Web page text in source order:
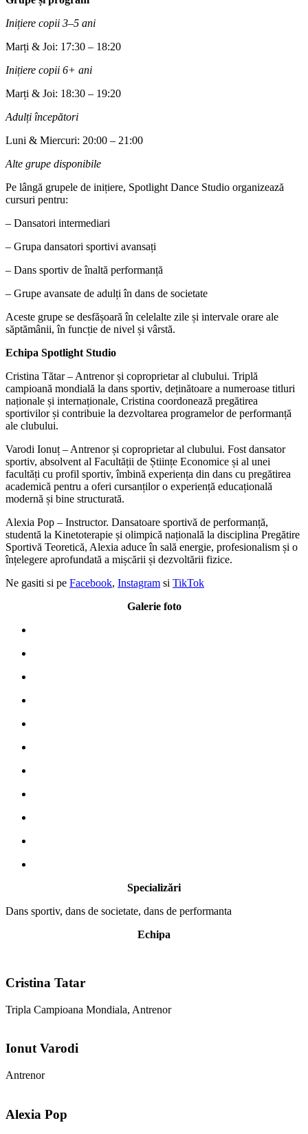
Inițiere copii 3–5 ani
Marți & Joi: 17:30 – 18:20
Inițiere copii 6+ ani
Marți & Joi: 18:30 – 19:20
Adulți începători
Luni & Miercuri: 20:00 – 21:00
Alte grupe disponibile
Pe lângă grupele de inițiere, Spotlight Dance Studio organizează
cursuri pentru:
– Dansatori intermediari
– Grupa dansatori sportivi avansați
– Dans sportiv de înaltă performanță
– Grupe avansate de adulți în dans de societate
Aceste grupe se desfășoară în celelalte zile și intervale orare ale
săptămânii, în funcție de nivel și vârstă.
Echipa Spotlight Studio
Cristina Tătar – Antrenor și coproprietar al clubului. Triplă
campioană mondială la dans sportiv, deținătoare a numeroase titluri
naționale și internaționale, Cristina coordonează pregătirea
sportivilor și contribuie la dezvoltarea programelor de performanță
ale clubului.
Varodi Ionuț – Antrenor și coproprietar al clubului. Fost dansator
sportiv, absolvent al Facultății de Științe Economice și al unei
facultăți cu profil sportiv, îmbină experiența din dans cu pregătirea
academică pentru a oferi cursanților o experiență educațională
modernă și bine structurată.
Alexia Pop – Instructor. Dansatoare sportivă de performanță,
studentă la Kinetoterapie și olimpică națională la disciplina Pregătire
Sportivă Teoretică, Alexia aduce în sală energie, profesionalism și o
înțelegere aprofundată a mișcării și dezvoltării fizice.
Ne gasiti si pe Facebook, Instagram si TikTok
Galerie foto
Specializări
Dans sportiv, dans de societate, dans de performanta
Echipa
Cristina Tatar
Tripla Campioana Mondiala, Antrenor
Ionut Varodi
Antrenor
Alexia Pop